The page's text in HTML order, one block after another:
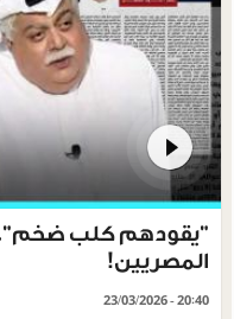
‏"يقودهم كلب
المصريين!
23/03/2026 - 20:40